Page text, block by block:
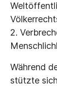
2.
Während
stützte